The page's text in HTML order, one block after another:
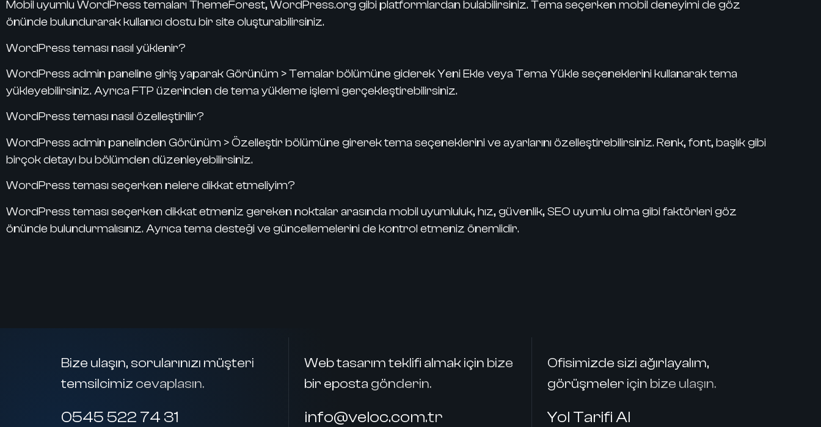
Mobil uyumlu WordPress temaları ThemeForest, WordPress.org gibi platformlardan bulabilirsiniz. Tema seçerken mobil deneyimi de göz
önünde bulundurarak kullanıcı dostu bir site oluşturabilirsiniz.
WordPress teması nasıl yüklenir?
WordPress admin paneline giriş yaparak Görünüm > Temalar bölümüne giderek Yeni Ekle veya Tema Yükle seçeneklerini kullanarak tema
yükleyebilirsiniz. Ayrıca FTP üzerinden de tema yükleme işlemi gerçekleştirebilirsiniz.
WordPress teması nasıl özelleştirilir?
WordPress admin panelinden Görünüm > Özelleştir bölümüne girerek tema seçeneklerini ve ayarlarını özelleştirebilirsiniz. Renk, font, başlık gibi
birçok detayı bu bölümden düzenleyebilirsiniz.
WordPress teması seçerken nelere dikkat etmeliyim?
WordPress teması seçerken dikkat etmeniz gereken noktalar arasında mobil uyumluluk, hız, güvenlik, SEO uyumlu olma gibi faktörleri göz
önünde bulundurmalısınız. Ayrıca tema desteği ve güncellemelerini de kontrol etmeniz önemlidir.
Bize ulaşın, sorularınızı müşteri
temsilcimiz cevaplasın.
0545 522 74 31
Web tasarım teklifi almak için bize
bir eposta gönderin.
info@veloc.com.tr
Ofisimizde sizi ağırlayalım,
görüşmeler için bize ulaşın.
Yol Tarifi Al